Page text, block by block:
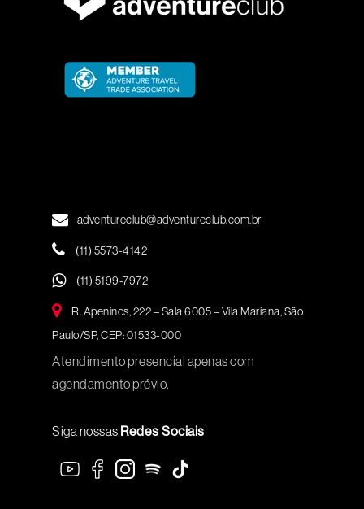
adventureclub@adventureclub.com.br
(11) 5573-4142
(11) 5199-7972
R. Apeninos, 222 – Sala 6005 – Vila Mariana, São
Paulo/SP, CEP: 01533-000
Atendimento presencial apenas com
agendamento prévio.
Siga nossas Redes Sociais